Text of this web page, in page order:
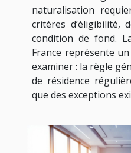
naturalisation
critères d’éligibilité,
condition de fond.
France représente
examiner : la règle
de résidence
que des exceptions